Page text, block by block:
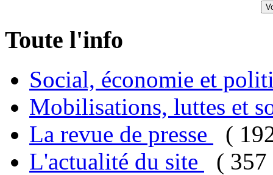
Toute l'info
Social, économie et
Mobilisations, luttes et
La revue de presse
(
L'actualité du site
( 357